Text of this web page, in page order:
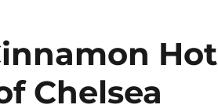
Hot
Chelsea